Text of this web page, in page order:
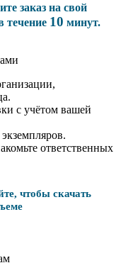
заказ на свой
течение 10 минут.
с учётом вашей
ответственных
чтобы скачать